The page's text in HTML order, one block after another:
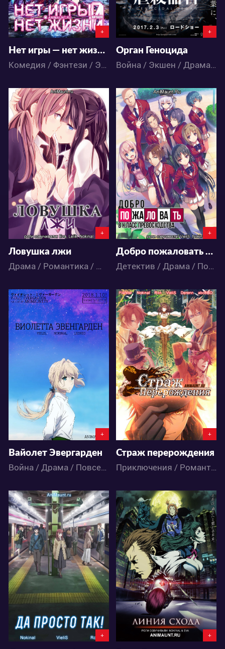
+
Нет игры — нет жизни Начало (Фильм)
Комедия / Фэнтези / Этти / Аниме
+
Орган Геноцида
Война / Экшен / Драма / Фантастика / Аниме
63589
6 273
+
Ловушка лжи
Драма / Романтика / Школа / Сёдзё-ай / Аниме
82687
26 169
+
Добро пожаловать в класс превосходства
Детектив / Драма / Повседневность / Романтика / Фантастика / Школа / Аниме
89737
309
+
Вайолет Эвергарден
Война / Драма / Повседневность / Романтика / Аниме
27777
3 31
+
Страж перерождения
Приключения / Романтика / Сёдзё / Фэнтези / Аниме
36425
7 42
+
53142
9 88
+